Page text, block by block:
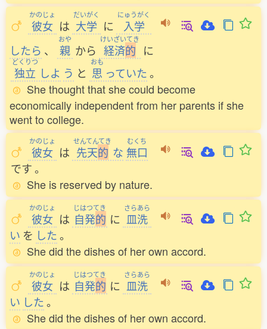
かのじょ
彼女 は
だいがく
大学 に
にゅうがく
入学
したら 、
おや
親 から
けいざいてき
経済的 に
どくりつ
独立 しよ う と
おも
思 っていた。
She thought that she could become
economically independent from her parents if she
went to college.
かのじょ
彼女 は
せんてんてき
先天的 な
むくち
無口
です。
She is reserved by nature.
かのじょ
彼女 は
じはつてき
自発的 に
さらあら
皿洗
い を した。
She did the dishes of her own accord.
かのじょ
彼女 は
じはつてき
自発的 に
さらあら
皿洗
い した。
She did the dishes of her own accord.